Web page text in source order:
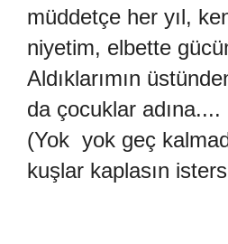
müddetçe her yıl,
niyetim, elbette
Aldıklarımın
da çocuklar adına....
(Yok yok geç
kuşlar kaplasın